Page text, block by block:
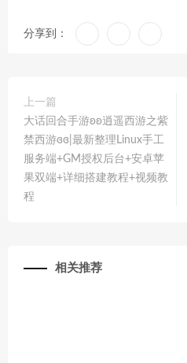
分享到：
上一篇
大话回合手游ʚʚ逍遥西游之紫
禁西游ɞɞ|最新整理Linux手工
服务端+GM授权后台+安卓苹
果双端+详细搭建教程+视频教
程
相关推荐